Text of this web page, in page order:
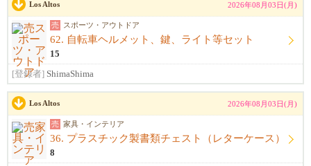
Los Altos 2026年08月03日(月)
売 スポーツ・アウトドア
62. 自転車ヘルメット、鍵、ライト等セット
15
[登録者] ShimaShima
Los Altos 2026年08月03日(月)
売 家具・インテリア
36. プラスチック製書類チェスト（レターケース）
8